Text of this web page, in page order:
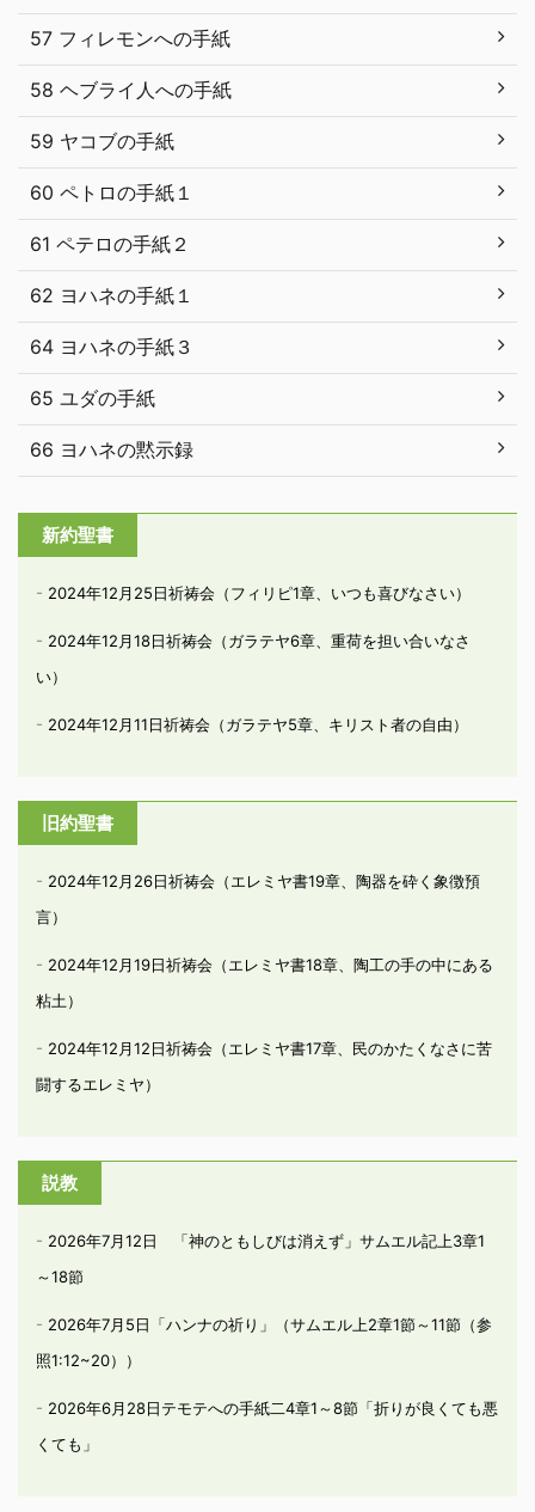
57 フィレモンへの手紙
58 ヘブライ人への手紙
59 ヤコブの手紙
60 ペトロの手紙１
61 ペテロの手紙２
62 ヨハネの手紙１
64 ヨハネの手紙３
65 ユダの手紙
66 ヨハネの黙示録
新約聖書
2024年12月25日祈祷会（フィリピ1章、いつも喜びなさい）
2024年12月18日祈祷会（ガラテヤ6章、重荷を担い合いなさ
い）
2024年12月11日祈祷会（ガラテヤ5章、キリスト者の自由）
旧約聖書
2024年12月26日祈祷会（エレミヤ書19章、陶器を砕く象徴預
言）
2024年12月19日祈祷会（エレミヤ書18章、陶工の手の中にある
粘土）
2024年12月12日祈祷会（エレミヤ書17章、民のかたくなさに苦
闘するエレミヤ）
説教
2026年7月12日 「神のともしびは消えず」サムエル記上3章1
～18節
2026年7月5日「ハンナの祈り」（サムエル上2章1節～11節（参
照1:12~20））
2026年6月28日テモテへの手紙二4章1～8節「折りが良くても悪
くても」